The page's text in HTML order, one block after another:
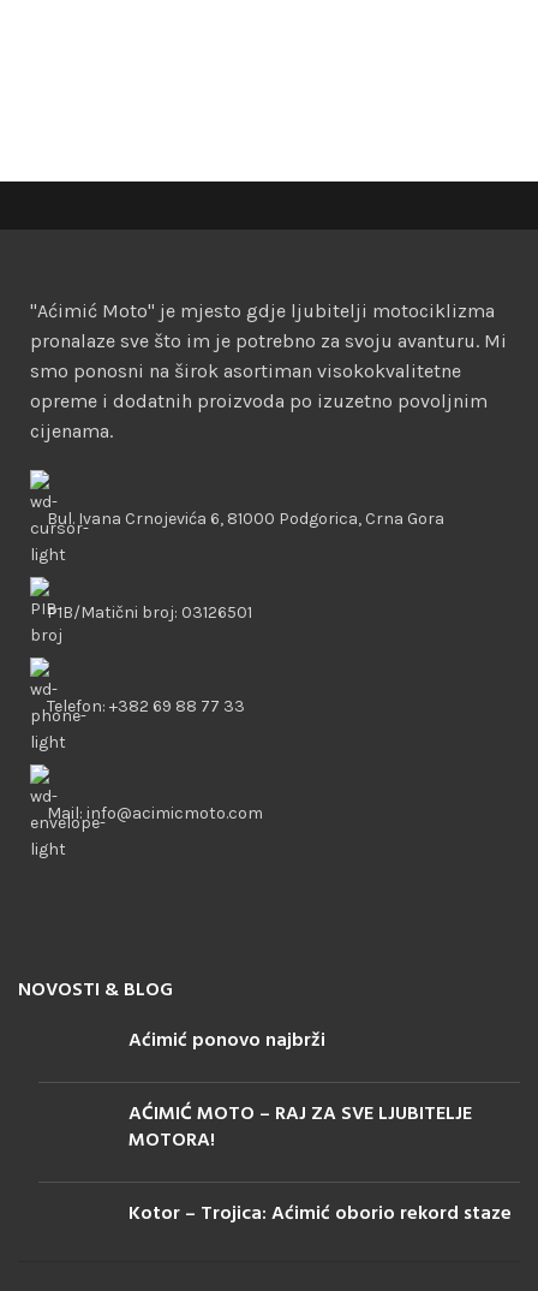
"Aćimić Moto" je mjesto gdje ljubitelji motociklizma
pronalaze sve što im je potrebno za svoju avanturu. Mi
smo ponosni na širok asortiman visokokvalitetne
opreme i dodatnih proizvoda po izuzetno povoljnim
cijenama.
Bul. Ivana Crnojevića 6, 81000 Podgorica, Crna Gora
PIB/Matični broj: 03126501
Telefon: +382 69 88 77 33
Mail: info@acimicmoto.com
NOVOSTI & BLOG
Aćimić ponovo najbrži
AĆIMIĆ MOTO – RAJ ZA SVE LJUBITELJE
MOTORA!
Kotor – Trojica: Aćimić oborio rekord staze